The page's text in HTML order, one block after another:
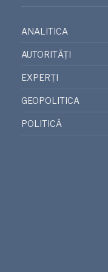
ANALITICA
AUTORITĂȚI
EXPERȚI
GEOPOLITICA
POLITICĂ